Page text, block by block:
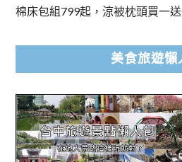
棉床包組799起，涼被枕頭買一
美食旅遊懶